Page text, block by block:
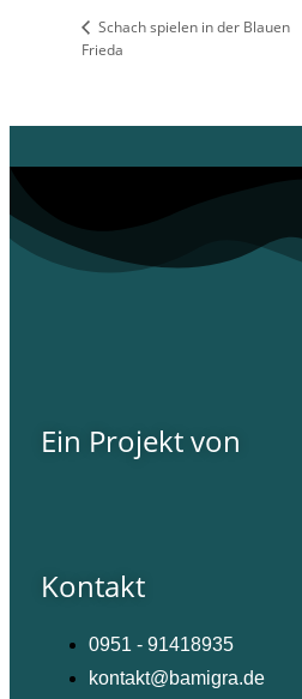
Schach spielen in der Blauen
Frieda
Ein Projekt von
Kontakt
0951 - 91418935
kontakt@bamigra.de